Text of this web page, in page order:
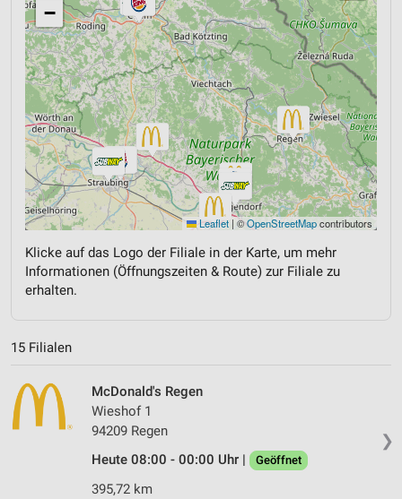
−
Leaflet | ©OpenStreetMapcontributors
Klicke auf das Logo der Filiale in der Karte, um mehr
Informationen (Öffnungszeiten & Route) zur Filiale zu
erhalten.
15 Filialen
❯
McDonald's Regen
Wieshof 1
94209 Regen
Heute 08:00 - 00:00 Uhr |
Geöffnet
395,72 km